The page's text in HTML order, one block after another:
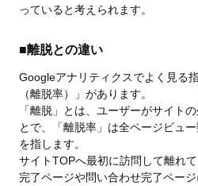
っていると考えられます。
■離脱との違い
Googleアナリティクスでよく見る
（離脱率）」があります。
「離脱」とは、ユーザーがサイト
とで、「離脱率」は全ページビュ
を指します。
サイトTOPへ最初に訪問して離れ
完了ページや問い合わせ完了ペー